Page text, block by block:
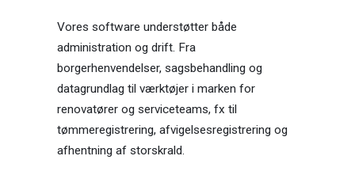
Vores software understøtter både
administration og drift. Fra
borgerhenvendelser, sagsbehandling og
datagrundlag til værktøjer i marken for
renovatører og serviceteams, fx til
tømmeregistrering, afvigelsesregistrering og
afhentning af storskrald.